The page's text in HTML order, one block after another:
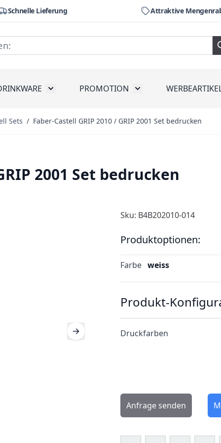
Schnelle Lieferung Attraktive
for WerkzeugToggle submenu for Drinkware
PROMOTION Toggle submenu for
Sets / Faber-Castell GRIP 2010 / GRIP 2001 Set bedrucken
2001 Set bedrucken
Sku: B4B202010-014
Produktoptionen:
Farbe weiss
Produkt-
Druckfarben
Anfrage senden